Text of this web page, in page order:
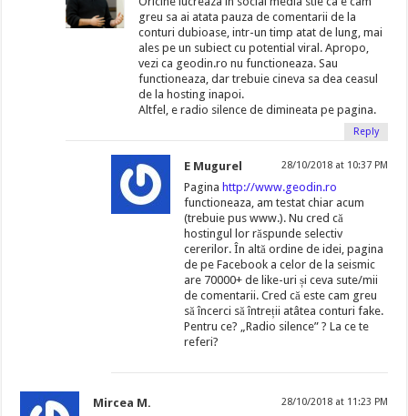
greu sa ai atata pauza de comentarii de la
conturi dubioase, intr-un timp atat de lung, mai
ales pe un subiect cu potential viral. Apropo,
vezi ca geodin.ro nu functioneaza. Sau
functioneaza, dar trebuie cineva sa dea ceasul
de la hosting inapoi.
Altfel, e radio silence de dimineata pe pagina.
Reply
E Mugurel 28/10/2018 at 10:37 PM
Pagina http://www.geodin.ro
functioneaza, am testat chiar acum
(trebuie pus www.). Nu cred că
hostingul lor răspunde selectiv
cererilor. În altă ordine de idei, pagina
de pe Facebook a celor de la seismic
are 70000+ de like-uri și ceva sute/mii
de comentarii. Cred că este cam greu
să încerci să întreții atâtea conturi fake.
Pentru ce? „Radio silence” ? La ce te
referi?
Mircea M. 28/10/2018 at 11:23 PM